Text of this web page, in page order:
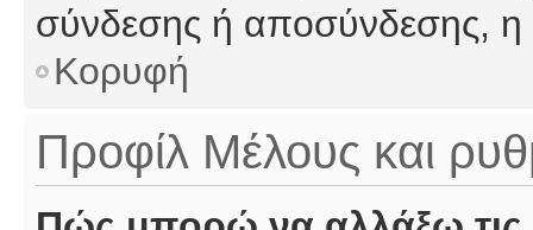
σύνδεσης ή αποσύνδεσης, η
Κορυφή
Προφίλ Μέλους και